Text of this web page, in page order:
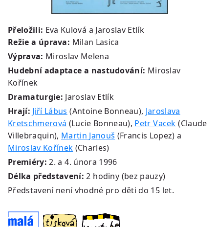
Přeložili: Eva Kulová a Jaroslav Etlík
Režie a úprava: Milan Lasica
Výprava: Miroslav Melena
Hudební adaptace a nastudování: Miroslav
Kořínek
Dramaturgie: Jaroslav Etlík
Hrají: Jiří Lábus (Antoine Bonneau), Jaroslava
Kretschmerová (Lucie Bonneau), Petr Vacek (Claude
Villebraquin), Martin Janouš (Francis Lopez) a
Miroslav Kořínek (Charles)
Premiéry: 2. a 4. února 1996
Délka představení:2 hodiny (bez pauzy)
Představení není vhodné pro děti do 15 let.